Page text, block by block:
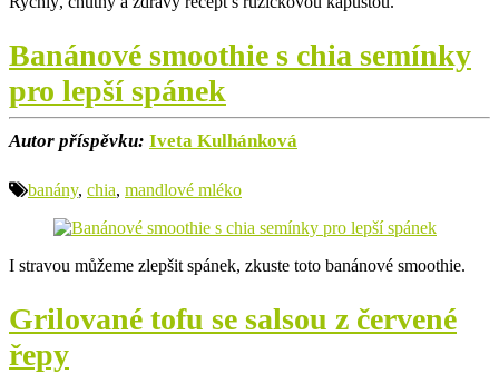
Banánové smoothie s chia semínky
pro lepší spánek
Autor příspěvku: Iveta Kulhánková
banány, chia, mandlové mléko
I stravou můžeme zlepšit spánek, zkuste toto banánové smoothie.
Grilované tofu se salsou z červené
řepy